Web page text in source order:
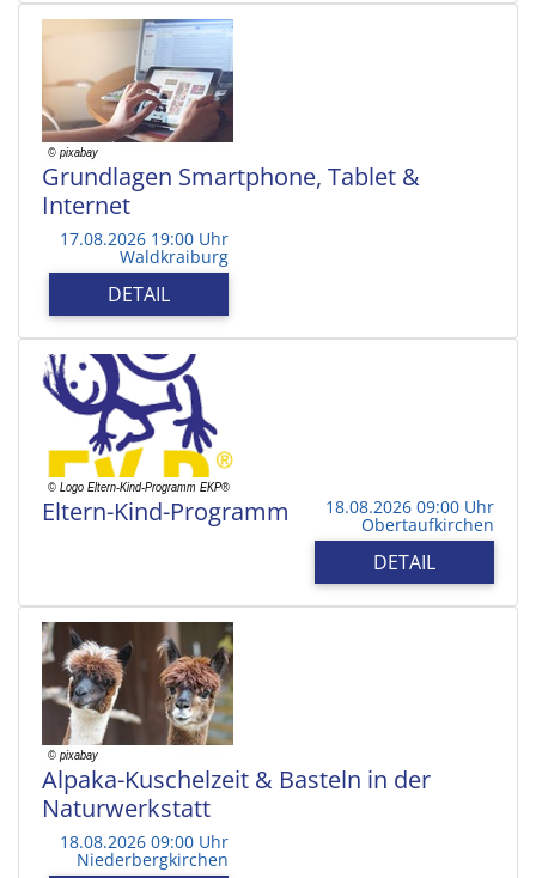
Grundlagen Smartphone, Tablet &
Internet
17.08.2026 19:00 Uhr
Waldkraiburg
DETAIL
Eltern-Kind-Programm 18.08.2026 09:00 Uhr
Obertaufkirchen
DETAIL
Alpaka-Kuschelzeit & Basteln in der
Naturwerkstatt
18.08.2026 09:00 Uhr
Niederbergkirchen